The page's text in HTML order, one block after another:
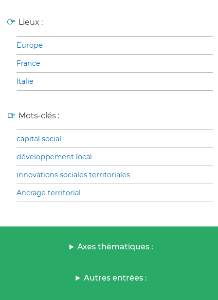
Lieux :
Europe
France
Italie
Mots-clés :
capital social
développement local
innovations sociales territoriales
Ancrage territorial
Axes thématiques :
Autres entrées :